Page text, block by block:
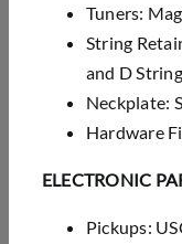
Tuners:
String
and D String
Neckplate:
Hardware
ELECTRONIC
Pickups: